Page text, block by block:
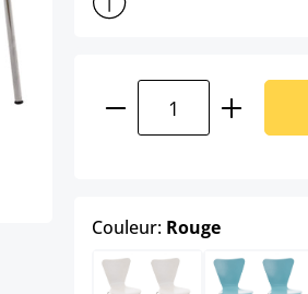
Quantité de
Couleur: Rougeselect